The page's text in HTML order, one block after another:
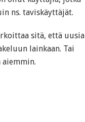
ns. taviskäyttäjät.
sitä, että uusia
lainkaan. Tai